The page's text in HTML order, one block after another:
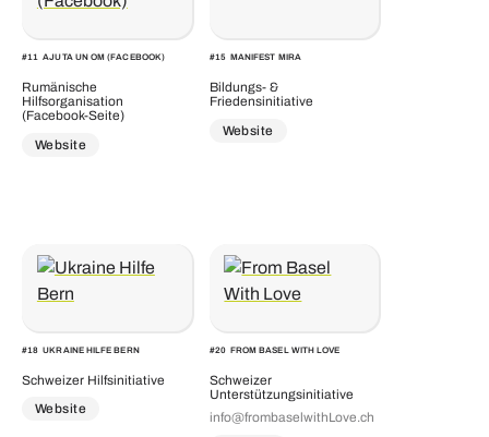
#11 AJUTA UN OM (FACEBOOK)
Rumänische
Hilfsorganisation
(Facebook-Seite)
Website
#15 MANIFEST MIRA
Bildungs- &
Friedensinitiative
Website
#18 UKRAINE HILFE BERN
Schweizer Hilfsinitiative
Website
#20 FROM BASEL WITH LOVE
Schweizer
Unterstützungsinitiative
info@frombaselwithLove.ch